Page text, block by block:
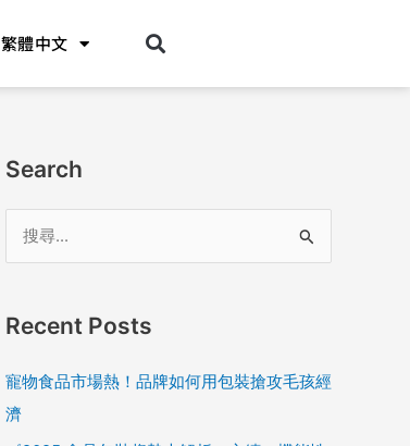
繁體中文
Search
鍵
字
:
Recent Posts
寵物食品市場熱！品牌如何用包裝搶攻毛孩經
濟